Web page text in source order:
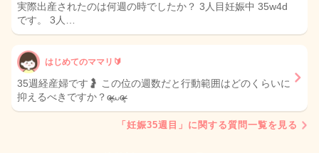
実際出産されたのは何週の時でしたか？ 3人目妊娠中 35w4d
です。 3人…
はじめてのママリ🔰
35週経産婦です🤰 この位の週数だと行動範囲はどのくらいに
抑えるべきですか？ɞ̴̶̷̥⩊ɞ̴̶̷̥
「妊娠35週目」に関する質問一覧を見る